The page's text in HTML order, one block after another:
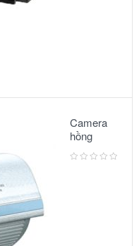
Camera
hồng
ngoại:
Model